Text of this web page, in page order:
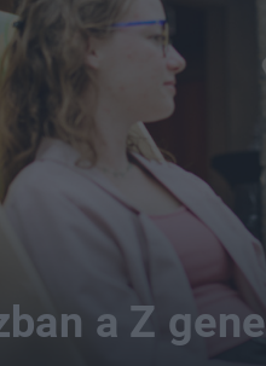
a Z